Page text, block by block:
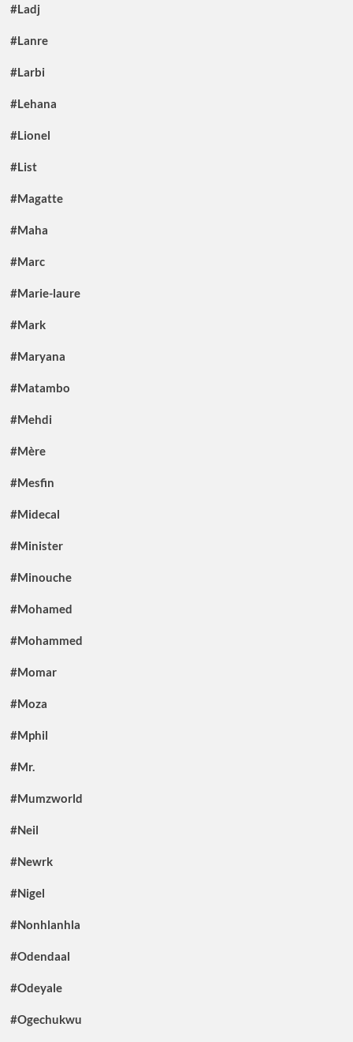
#Ladj
#Lanre
#Larbi
#Lehana
#Lionel
#List
#Magatte
#Maha
#Marc
#Marie-laure
#Mark
#Maryana
#Matambo
#Mehdi
#Mère
#Mesfin
#Midecal
#Minister
#Minouche
#Mohamed
#Mohammed
#Momar
#Moza
#Mphil
#Mr.
#Mumzworld
#Neil
#Newrk
#Nigel
#Nonhlanhla
#Odendaal
#Odeyale
#Ogechukwu